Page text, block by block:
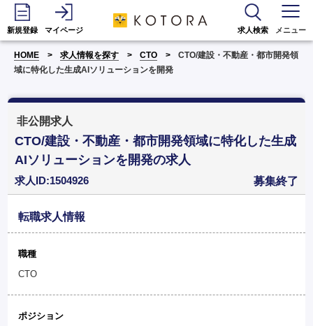
新規登録 マイページ 求人検索 メニュー
HOME 求人情報を探す CTO
CTO/建設・不動産・都市開発領
域に特化した生成AIソリューションを開発
非公開求人
CTO/建設・不動産・都市開発領域に特化した生成
AIソリューションを開発の求人
求人ID:1504926 募集終了
転職求人情報
職種
CTO
ポジション